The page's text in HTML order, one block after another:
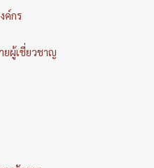
ค์กร
ยผู้เชี่ยวชาญ